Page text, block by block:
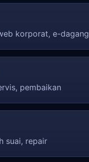
korporat, e-dagang
pembaikan
suai, repair